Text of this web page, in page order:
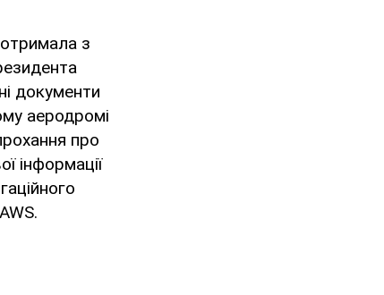
з
документи
аеродромі
про
інформації